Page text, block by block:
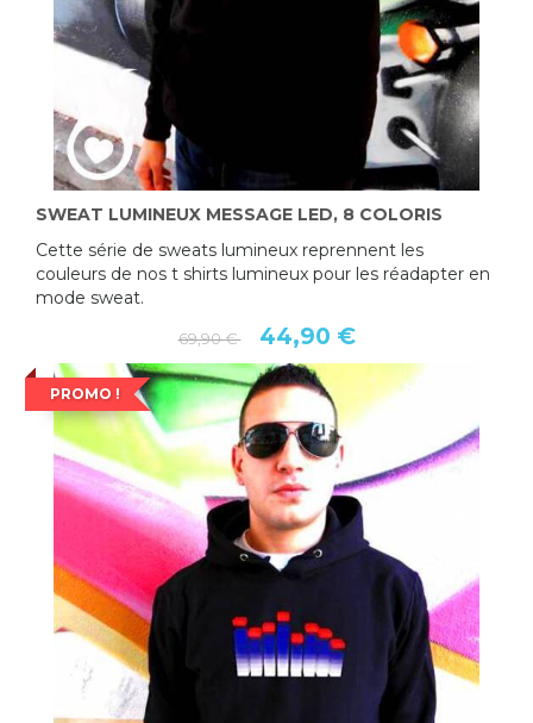
SWEAT LUMINEUX MESSAGE LED, 8 COLORIS
Cette série de sweats lumineux reprennent les
couleurs de nos t shirts lumineux pour les réadapter en
mode sweat.
69,90 € 44,90 €
PROMO !